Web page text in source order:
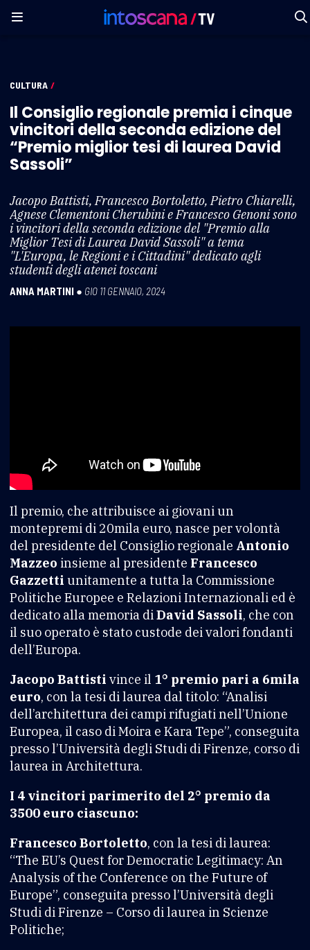
CULTURA /
Il Consiglio regionale premia i cinque
vincitori della seconda edizione del
“Premio miglior tesi di laurea David
Sassoli”
Jacopo Battisti, Francesco Bortoletto, Pietro Chiarelli,
Agnese Clementoni Cherubini e Francesco Genoni sono
i vincitori della seconda edizione del "Premio alla
Miglior Tesi di Laurea David Sassoli" a tema
"L'Europa, le Regioni e i Cittadini" dedicato agli
studenti degli atenei toscani
ANNA MARTINI ● GIO 11 GENNAIO, 2024
Il premio, che attribuisce ai giovani un
montepremi di 20mila euro, nasce per volontà
del presidente del Consiglio regionale Antonio
Mazzeo insieme al presidente Francesco
Gazzetti unitamente a tutta la Commissione
Politiche Europee e Relazioni Internazionali ed è
dedicato alla memoria diDavid Sassoli, che con
il suo operato è stato custode dei valori fondanti
dell’Europa.
Jacopo Battisti vince il 1° premio pari a 6mila
euro, con la tesi di laurea dal titolo: “Analisi
dell’architettura dei campi rifugiati nell’Unione
Europea, il caso di Moira e Kara Tepe”, conseguita
presso l’Università degli Studi di Firenze, corso di
laurea in Architettura.
I 4 vincitori parimerito del 2° premio da
3500 euro ciascuno:
Francesco Bortoletto, con la tesi di laurea:
“The EU’s Quest for Democratic Legitimacy: An
Analysis of the Conference on the Future of
Europe”, conseguita presso l’Università degli
Studi di Firenze – Corso di laurea in Scienze
Politiche;